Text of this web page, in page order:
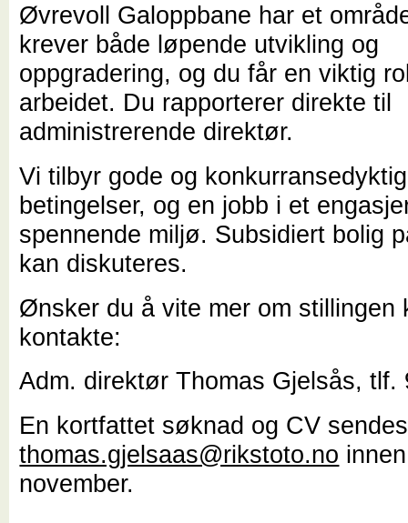
Øvrevoll Galoppbane har et
krever både løpende utvikling og
oppgradering, og du får en viktig
arbeidet. Du rapporterer direkte til
administrerende direktør.
Vi tilbyr gode og
betingelser, og en jobb i et
spennende miljø. Subsidiert bolig
kan diskuteres.
Ønsker du å vite mer om stillingen
kontakte:
Adm. direktør Thomas Gjelsås, tlf.
En kortfattet søknad og CV
thomas.gjelsaas@rikstoto.no
november.